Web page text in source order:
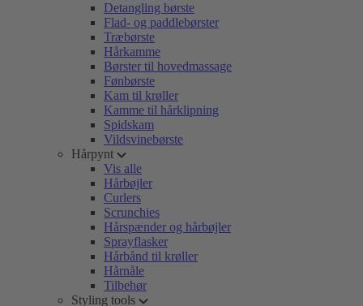
Detangling børste
Flad- og paddlebørster
Træbørste
Hårkamme
Børster til hovedmassage
Fønbørste
Kam til krøller
Kamme til hårklipning
Spidskam
Vildsvinebørste
Hårpynt
Vis alle
Hårbøjler
Curlers
Scrunchies
Hårspænder og hårbøjler
Sprayflasker
Hårbånd til krøller
Hårnåle
Tilbehør
Styling tools